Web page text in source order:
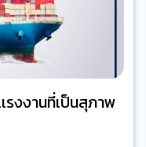
รงงานที่เป็นสุภาพ